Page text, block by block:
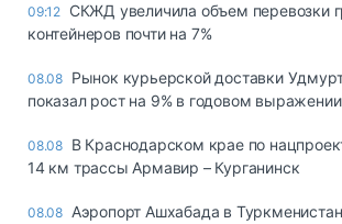
09:12 СКЖД увеличила объем перевозки
контейнеров почти на 7%
08.08 Рынок курьерской доставки
показал рост на 9% в годовом выражении
08.08 В Краснодарском крае по
14 км трассы Армавир – Курганинск
08.08 Аэропорт Ашхабада в